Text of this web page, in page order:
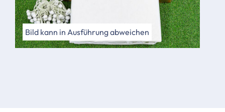
Bild kann in Ausführung abweichen